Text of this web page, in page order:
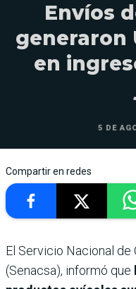
Envíos
generaron
en
5 DE
Compartir en redes
El Servicio Nacional de
(Senacsa), informó que